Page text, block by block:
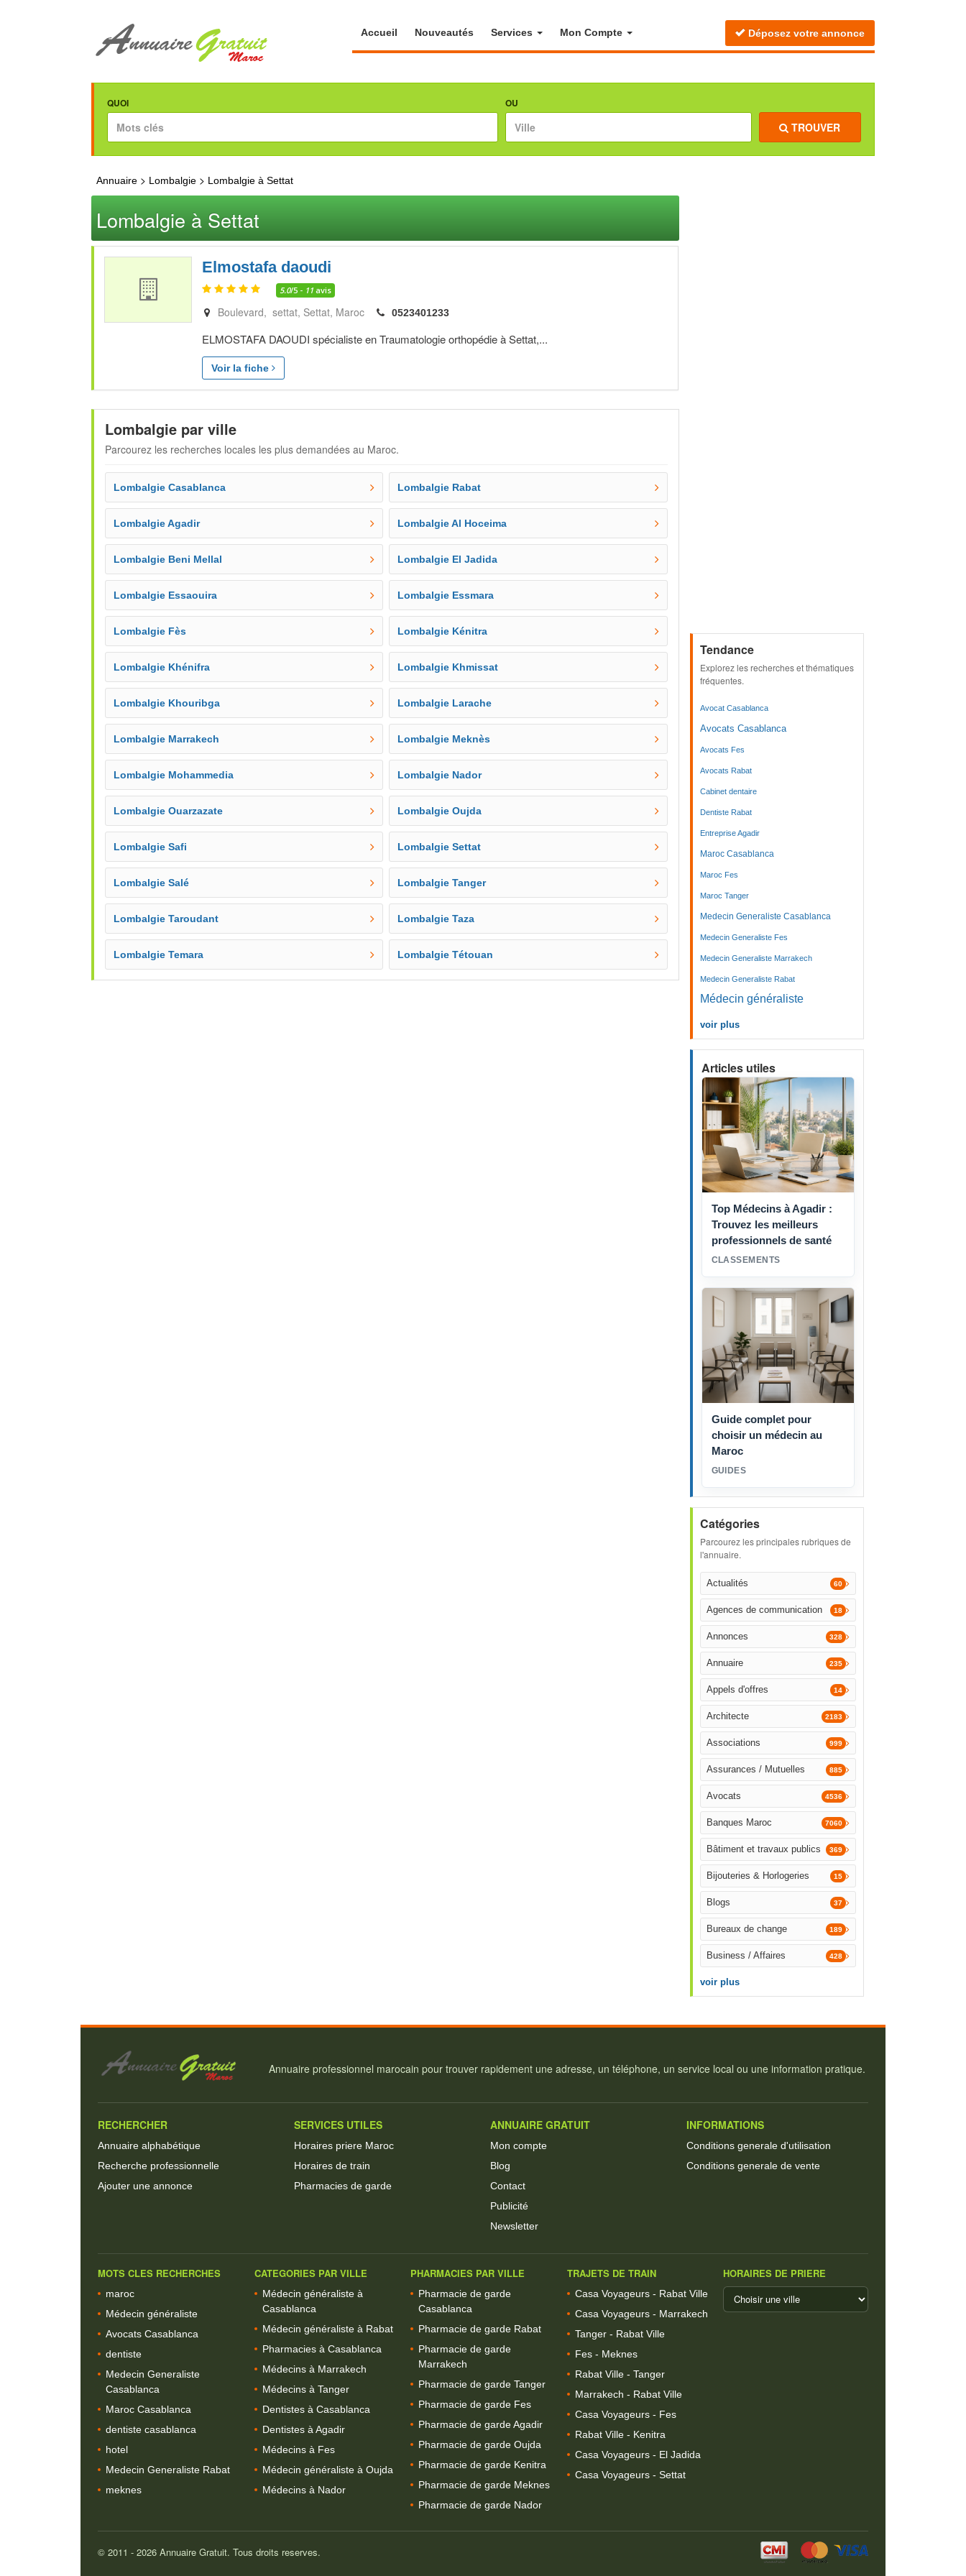
Accueil Nouveautés Services Mon Compte Déposez votre annonce
QUOI OU
TROUVER
Annuaire > Lombalgie > Lombalgie à Settat
Lombalgie à Settat
Elmostafa daoudi
5.0/5 - 11 avis
Boulevard, settat Settat Maroc 0523401233
ELMOSTAFA DAOUDI spécialiste en Traumatologie orthopédie à Settat,...
Voir la fiche
Lombalgie par ville
Parcourez les recherches locales les plus demandées au Maroc.
Lombalgie Casablanca Lombalgie Rabat
Lombalgie Agadir Lombalgie Al Hoceima
Lombalgie Beni Mellal Lombalgie El Jadida
Lombalgie Essaouira Lombalgie Essmara
Lombalgie Fès Lombalgie Kénitra
Lombalgie Khénifra Lombalgie Khmissat
Lombalgie Khouribga Lombalgie Larache
Lombalgie Marrakech Lombalgie Meknès
Lombalgie Mohammedia Lombalgie Nador
Lombalgie Ouarzazate Lombalgie Oujda
Lombalgie Safi Lombalgie Settat
Lombalgie Salé Lombalgie Tanger
Lombalgie Taroudant Lombalgie Taza
Lombalgie Temara Lombalgie Tétouan
Tendance
Explorez les recherches et thématiques
fréquentes.
Avocat Casablanca
Avocats Casablanca
Avocats Fes
Avocats Rabat
Cabinet dentaire
Dentiste Rabat
Entreprise Agadir
Maroc Casablanca
Maroc Fes
Maroc Tanger
Medecin Generaliste Casablanca
Medecin Generaliste Fes
Medecin Generaliste Marrakech
Medecin Generaliste Rabat
Médecin généraliste
voir plus
Articles utiles
Top Médecins à Agadir :
Trouvez les meilleurs
professionnels de santé
CLASSEMENTS
Guide complet pour
choisir un médecin au
Maroc
GUIDES
Catégories
Parcourez les principales rubriques de
l'annuaire.
Actualités 60
Agences de communication 18
Annonces 328
Annuaire 235
Appels d'offres 14
Architecte 2183
Associations 999
Assurances / Mutuelles 885
Avocats 4536
Banques Maroc 7060
Bâtiment et travaux publics 369
Bijouteries & Horlogeries 15
Blogs 37
Bureaux de change 189
Business / Affaires 428
voir plus
Annuaire professionnel marocain pour trouver rapidement une adresse, un téléphone, un service local ou une information pratique.
RECHERCHER
Annuaire alphabétique
Recherche professionnelle
Ajouter une annonce
SERVICES UTILES
Horaires priere Maroc
Horaires de train
Pharmacies de garde
ANNUAIRE GRATUIT
Mon compte
Blog
Contact
Publicité
Newsletter
INFORMATIONS
Conditions generale d'utilisation
Conditions generale de vente
MOTS CLES RECHERCHES
maroc
Médecin généraliste
Avocats Casablanca
dentiste
Medecin Generaliste
Casablanca
Maroc Casablanca
dentiste casablanca
hotel
Medecin Generaliste Rabat
meknes
CATEGORIES PAR VILLE
Médecin généraliste à
Casablanca
Médecin généraliste à Rabat
Pharmacies à Casablanca
Médecins à Marrakech
Médecins à Tanger
Dentistes à Casablanca
Dentistes à Agadir
Médecins à Fes
Médecin généraliste à Oujda
Médecins à Nador
PHARMACIES PAR VILLE
Pharmacie de garde
Casablanca
Pharmacie de garde Rabat
Pharmacie de garde
Marrakech
Pharmacie de garde Tanger
Pharmacie de garde Fes
Pharmacie de garde Agadir
Pharmacie de garde Oujda
Pharmacie de garde Kenitra
Pharmacie de garde Meknes
Pharmacie de garde Nador
TRAJETS DE TRAIN
Casa Voyageurs - Rabat Ville
Casa Voyageurs - Marrakech
Tanger - Rabat Ville
Fes - Meknes
Rabat Ville - Tanger
Marrakech - Rabat Ville
Casa Voyageurs - Fes
Rabat Ville - Kenitra
Casa Voyageurs - El Jadida
Casa Voyageurs - Settat
HORAIRES DE PRIERE
© 2011 - 2026 Annuaire Gratuit. Tous droits reserves.